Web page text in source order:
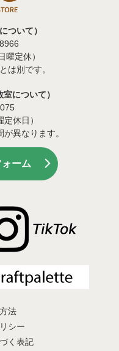
ついて）
曜定休）
は別です。
について）
休日）
異なります。
ーム
法
シー
く表記